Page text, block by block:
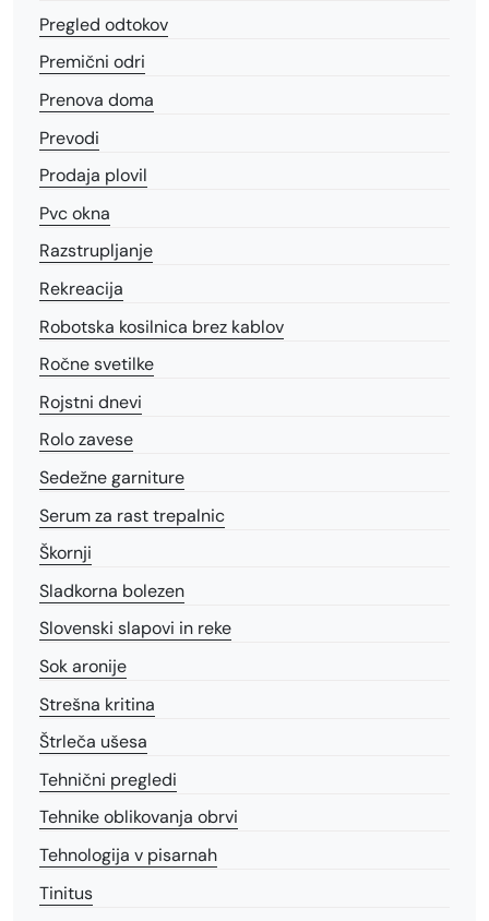
Pregled odtokov
Premični odri
Prenova doma
Prevodi
Prodaja plovil
Pvc okna
Razstrupljanje
Rekreacija
Robotska kosilnica brez kablov
Ročne svetilke
Rojstni dnevi
Rolo zavese
Sedežne garniture
Serum za rast trepalnic
Škornji
Sladkorna bolezen
Slovenski slapovi in reke
Sok aronije
Strešna kritina
Štrleča ušesa
Tehnični pregledi
Tehnike oblikovanja obrvi
Tehnologija v pisarnah
Tinitus